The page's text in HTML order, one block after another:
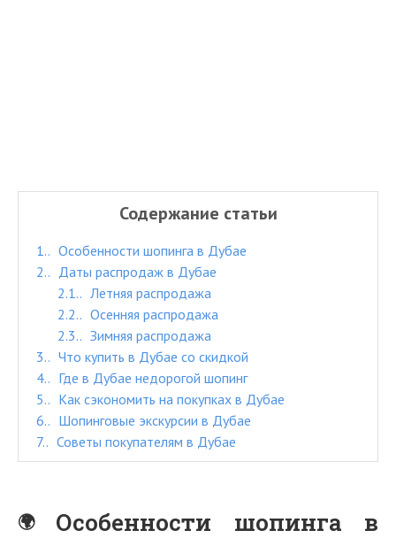
Содержание статьи
1.
Особенности шопинга в Дубае
2.
Даты распродаж в Дубае
2.1.
Летняя распродажа
2.2.
Осенняя распродажа
2.3.
Зимняя распродажа
3.
Что купить в Дубае со скидкой
4.
Где в Дубае недорогой шопинг
5.
Как сэкономить на покупках в Дубае
6.
Шопинговые экскурсии в Дубае
7.
Советы покупателям в Дубае
Особенности шопинга в